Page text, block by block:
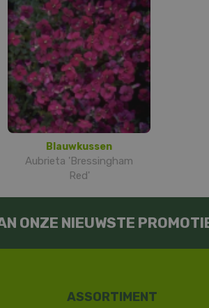
Blauwkussen
Aubrieta 'Bressingham
Red'
ONZE NIEUWSTE